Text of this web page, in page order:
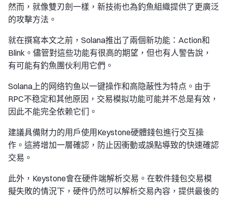
然而，就像雙刃劍一樣，新技術也為釣魚組織提供了更廣泛
的攻擊方法。
就在撰寫本文之前，Solana推出了兩個新功能：Action和
Blink。儘管對這些功能有很高的期望，但也有人警告說，
有可能有釣魚團伙利用它們。
Solana上的网络钓鱼以一键操作和高隐蔽性为特点。由于
RPC不稳定和其他原因，交易模拟功能可能并不总是有效，
因此不能完全依赖它们。
建議具備財力的用戶使用Keystone硬體錢包進行交互操
作。這將增加一層確認，防止因衝動或誤點導致的快速確認
交易。
此外，Keystone會在硬件端解析交易。在軟件錢包交易模
擬失敗的情況下，硬件仍然可以解析交易內容，提供最後的